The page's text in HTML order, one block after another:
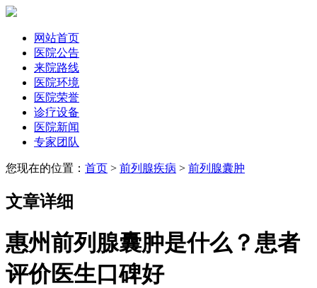
网站首页
医院公告
来院路线
医院环境
医院荣誉
诊疗设备
医院新闻
专家团队
您现在的位置： 首页 > 前列腺疾病 > 前列腺囊肿
文章详细
惠州前列腺囊肿是什么？患者
评价医生口碑好